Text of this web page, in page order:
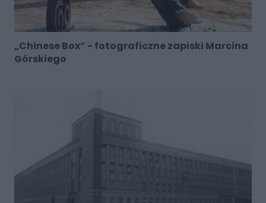
„Chinese Box” - fotograficzne zapiski Marcina
Górskiego